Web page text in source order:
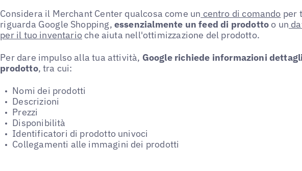
Considera il Merchant Center qualcosa come un centro di comando per
riguarda Google Shopping, essenzialmente un feed di prodotto o un
per il tuo inventarioche aiuta nell'ottimizzazione del prodotto.
Per dare impulso alla tua attività, Google richiede informazioni
prodotto, tra cui:
Nomi dei prodotti
Descrizioni
Prezzi
Disponibilità
Identificatori di prodotto univoci
Collegamenti alle immagini dei prodotti